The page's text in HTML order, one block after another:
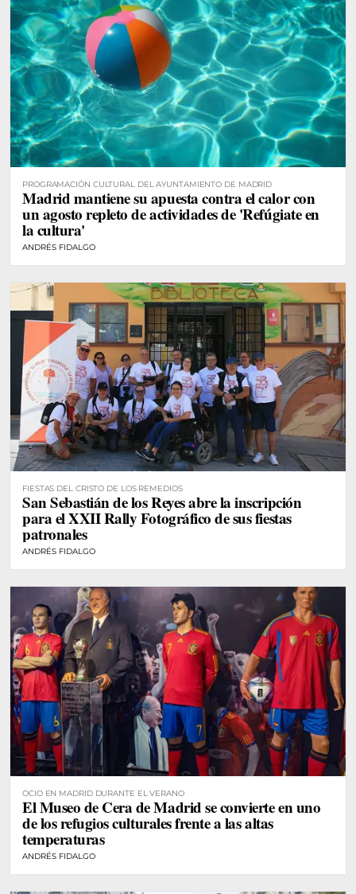
PROGRAMACIÓN CULTURAL DEL AYUNTAMIENTO DE MADRID
Madrid mantiene su apuesta contra el calor con
un agosto repleto de actividades de 'Refúgiate en
la cultura'
ANDRÉS FIDALGO
FIESTAS DEL CRISTO DE LOS REMEDIOS
San Sebastián de los Reyes abre la inscripción
para el XXII Rally Fotográfico de sus fiestas
patronales
ANDRÉS FIDALGO
OCIO EN MADRID DURANTE EL VERANO
El Museo de Cera de Madrid se convierte en uno
de los refugios culturales frente a las altas
temperaturas
ANDRÉS FIDALGO